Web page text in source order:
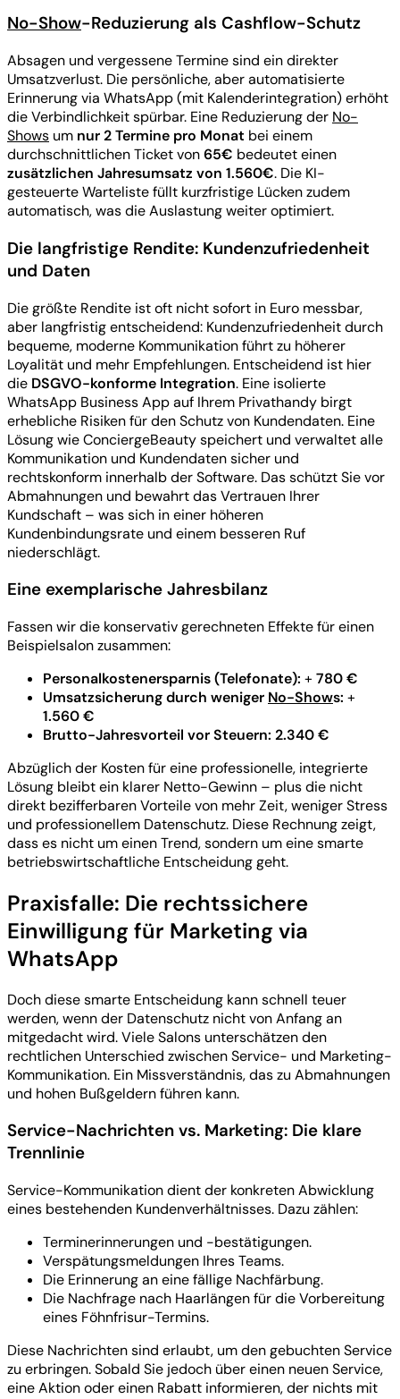
No-Show-Reduzierung als Cashflow-Schutz
Absagen und vergessene Termine sind ein direkter
Umsatzverlust. Die persönliche, aber automatisierte
Erinnerung via WhatsApp (mit Kalenderintegration) erhöht
die Verbindlichkeit spürbar. Eine Reduzierung der No-
Shows um nur 2 Termine pro Monat bei einem
durchschnittlichen Ticket von65€ bedeutet einen
zusätzlichen Jahresumsatz von 1.560€. Die KI-
gesteuerte Warteliste füllt kurzfristige Lücken zudem
automatisch, was die Auslastung weiter optimiert.
Die langfristige Rendite: Kundenzufriedenheit
und Daten
Die größte Rendite ist oft nicht sofort in Euro messbar,
aber langfristig entscheidend: Kundenzufriedenheit durch
bequeme, moderne Kommunikation führt zu höherer
Loyalität und mehr Empfehlungen. Entscheidend ist hier
die DSGVO-konforme Integration. Eine isolierte
WhatsApp Business App auf Ihrem Privathandy birgt
erhebliche Risiken für den Schutz von Kundendaten. Eine
Lösung wie ConciergeBeauty speichert und verwaltet alle
Kommunikation und Kundendaten sicher und
rechtskonform innerhalb der Software. Das schützt Sie vor
Abmahnungen und bewahrt das Vertrauen Ihrer
Kundschaft – was sich in einer höheren
Kundenbindungsrate und einem besseren Ruf
niederschlägt.
Eine exemplarische Jahresbilanz
Fassen wir die konservativ gerechneten Effekte für einen
Beispielsalon zusammen:
Personalkostenersparnis (Telefonate): + 780 €
Umsatzsicherung durch weniger No-Shows: +
1.560 €
Brutto-Jahresvorteil vor Steuern: 2.340 €
Abzüglich der Kosten für eine professionelle, integrierte
Lösung bleibt ein klarer Netto-Gewinn – plus die nicht
direkt bezifferbaren Vorteile von mehr Zeit, weniger Stress
und professionellem Datenschutz. Diese Rechnung zeigt,
dass es nicht um einen Trend, sondern um eine smarte
betriebswirtschaftliche Entscheidung geht.
Praxisfalle: Die rechtssichere
Einwilligung für Marketing via
WhatsApp
Doch diese smarte Entscheidung kann schnell teuer
werden, wenn der Datenschutz nicht von Anfang an
mitgedacht wird. Viele Salons unterschätzen den
rechtlichen Unterschied zwischen Service- und Marketing-
Kommunikation. Ein Missverständnis, das zu Abmahnungen
und hohen Bußgeldern führen kann.
Service-Nachrichten vs. Marketing: Die klare
Trennlinie
Service-Kommunikation dient der konkreten Abwicklung
eines bestehenden Kundenverhältnisses. Dazu zählen:
Terminerinnerungen und -bestätigungen.
Verspätungsmeldungen Ihres Teams.
Die Erinnerung an eine fällige Nachfärbung.
Die Nachfrage nach Haarlängen für die Vorbereitung
eines Föhnfrisur-Termins.
Diese Nachrichten sind erlaubt, um den gebuchten Service
zu erbringen. Sobald Sie jedoch über einen neuen Service,
eine Aktion oder einen Rabatt informieren, der nichts mit